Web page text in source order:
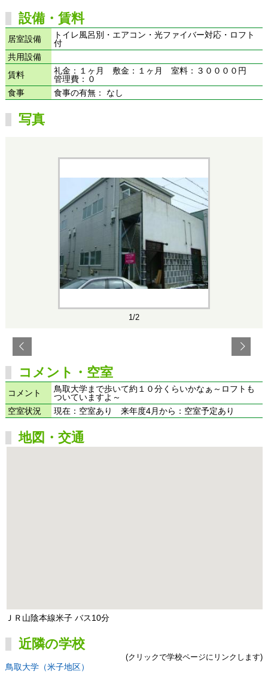
設備・賃料
居室設備
トイレ風呂別・エアコン・光ファイバー対応・ロフト
付
共用設備
賃料
礼金：１ヶ月 敷金：１ヶ月 室料：３００００円
管理費：０
食事
食事の有無： なし
写真
1/2
コメント・空室
コメント
鳥取大学まで歩いて約１０分くらいかなぁ～ロフトも
ついていますよ～
空室状況
現在：空室あり 来年度4月から：空室予定あり
地図・交通
ＪＲ山陰本線米子 バス10分
近隣の学校
(クリックで学校ページにリンクします)
鳥取大学（米子地区）